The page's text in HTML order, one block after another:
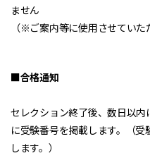
ません
（※ご案内等に使用させていた
■合格通知
セレクション終了後、数日以
に受験番号を掲載します。（
します。）